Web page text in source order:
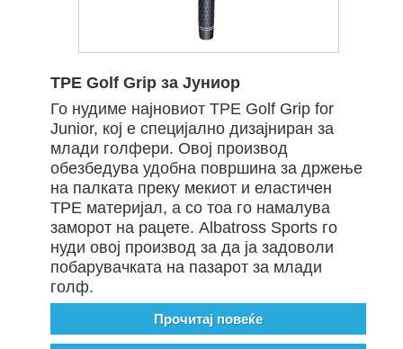
TPE Golf Grip за Јуниор
Го нудиме најновиот TPE Golf Grip for
Junior, кој е специјално дизајниран за
млади голфери. Овој производ
обезбедува удобна површина за држење
на палката преку мекиот и еластичен
TPE материјал, а со тоа го намалува
заморот на рацете. Albatross Sports го
нуди овој производ за да ја задоволи
побарувачката на пазарот за млади
голф.
Прочитај повеќе